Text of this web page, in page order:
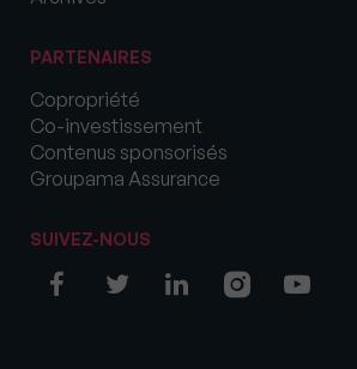
PARTENAIRES
Copropriété
Co-investissement
Contenus sponsorisés
Groupama Assurance
SUIVEZ-NOUS